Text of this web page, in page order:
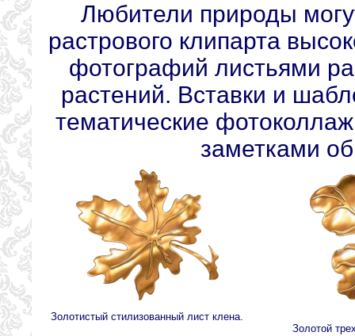
Любители природы
растрового клипарта
фотографий листьями
растений. Вставки и
тематические
заметками
Золотистый стилизованный лист клена.
Золотой